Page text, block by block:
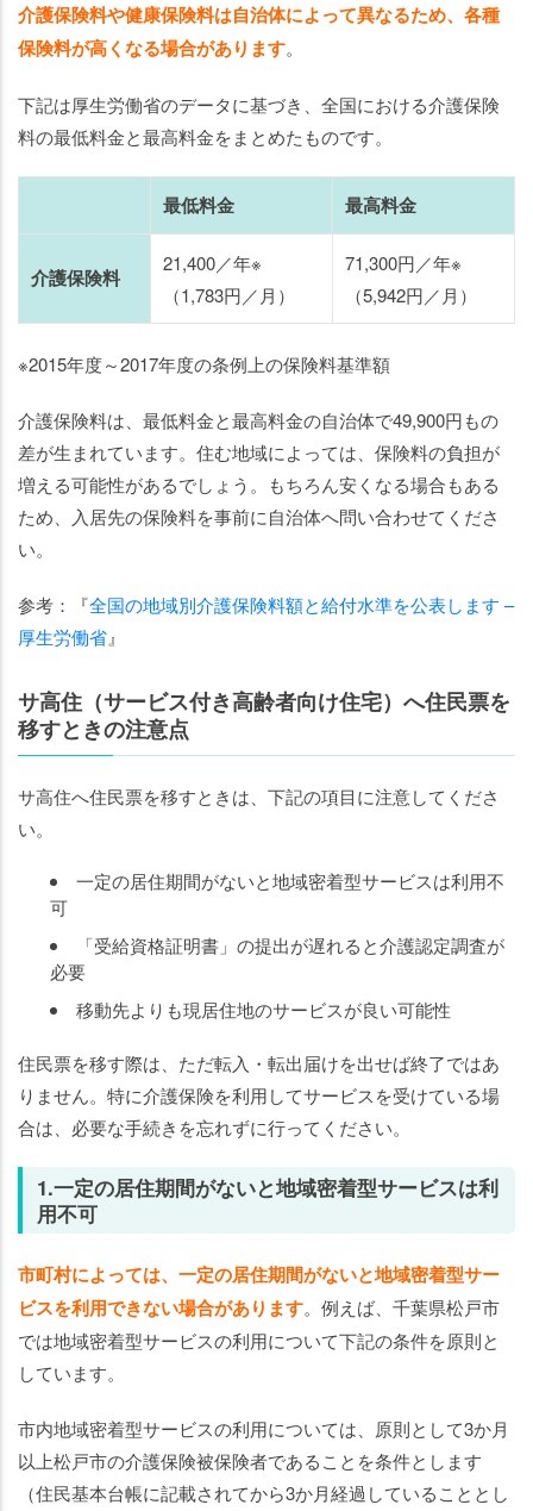
介護保険料や健康保険料は自治体によって異なるため、各種
保険料が高くなる場合があります。
下記は厚生労働省のデータに基づき、全国における介護保険
料の最低料金と最高料金をまとめたものです。
最低料金 最高料金
介護保険料
21,400／年※
（1,783円／月）
71,300円／年※
（5,942円／月）
※2015年度～2017年度の条例上の保険料基準額
介護保険料は、最低料金と最高料金の自治体で49,900円もの
差が生まれています。住む地域によっては、保険料の負担が
増える可能性があるでしょう。もちろん安くなる場合もある
ため、入居先の保険料を事前に自治体へ問い合わせてくださ
い。
参考：『全国の地域別介護保険料額と給付水準を公表します –
厚生労働省』
サ高住（サービス付き高齢者向け住宅）へ住民票を
移すときの注意点
サ高住へ住民票を移すときは、下記の項目に注意してくださ
い。
一定の居住期間がないと地域密着型サービスは利用不
可
「受給資格証明書」の提出が遅れると介護認定調査が
必要
移動先よりも現居住地のサービスが良い可能性
住民票を移す際は、ただ転入・転出届けを出せば終了ではあ
りません。特に介護保険を利用してサービスを受けている場
合は、必要な手続きを忘れずに行ってください。
1.一定の居住期間がないと地域密着型サービスは利
用不可
市町村によっては、一定の居住期間がないと地域密着型サー
ビスを利用できない場合があります。例えば、千葉県松戸市
では地域密着型サービスの利用について下記の条件を原則と
しています。
市内地域密着型サービスの利用については、原則として3か月
以上松戸市の介護保険被保険者であることを条件とします
（住民基本台帳に記載されてから3か月経過していることとし